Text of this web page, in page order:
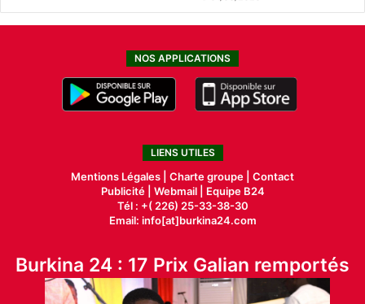
NOS APPLICATIONS
LIENS UTILES
Mentions Légales | Charte groupe | Contact
Publicité| Webmail |
Equipe B24
Tél : +( 226) 25-33-38-30
Email: info[at]burkina24.com
Burkina 24 : 17 Prix Galian remportés